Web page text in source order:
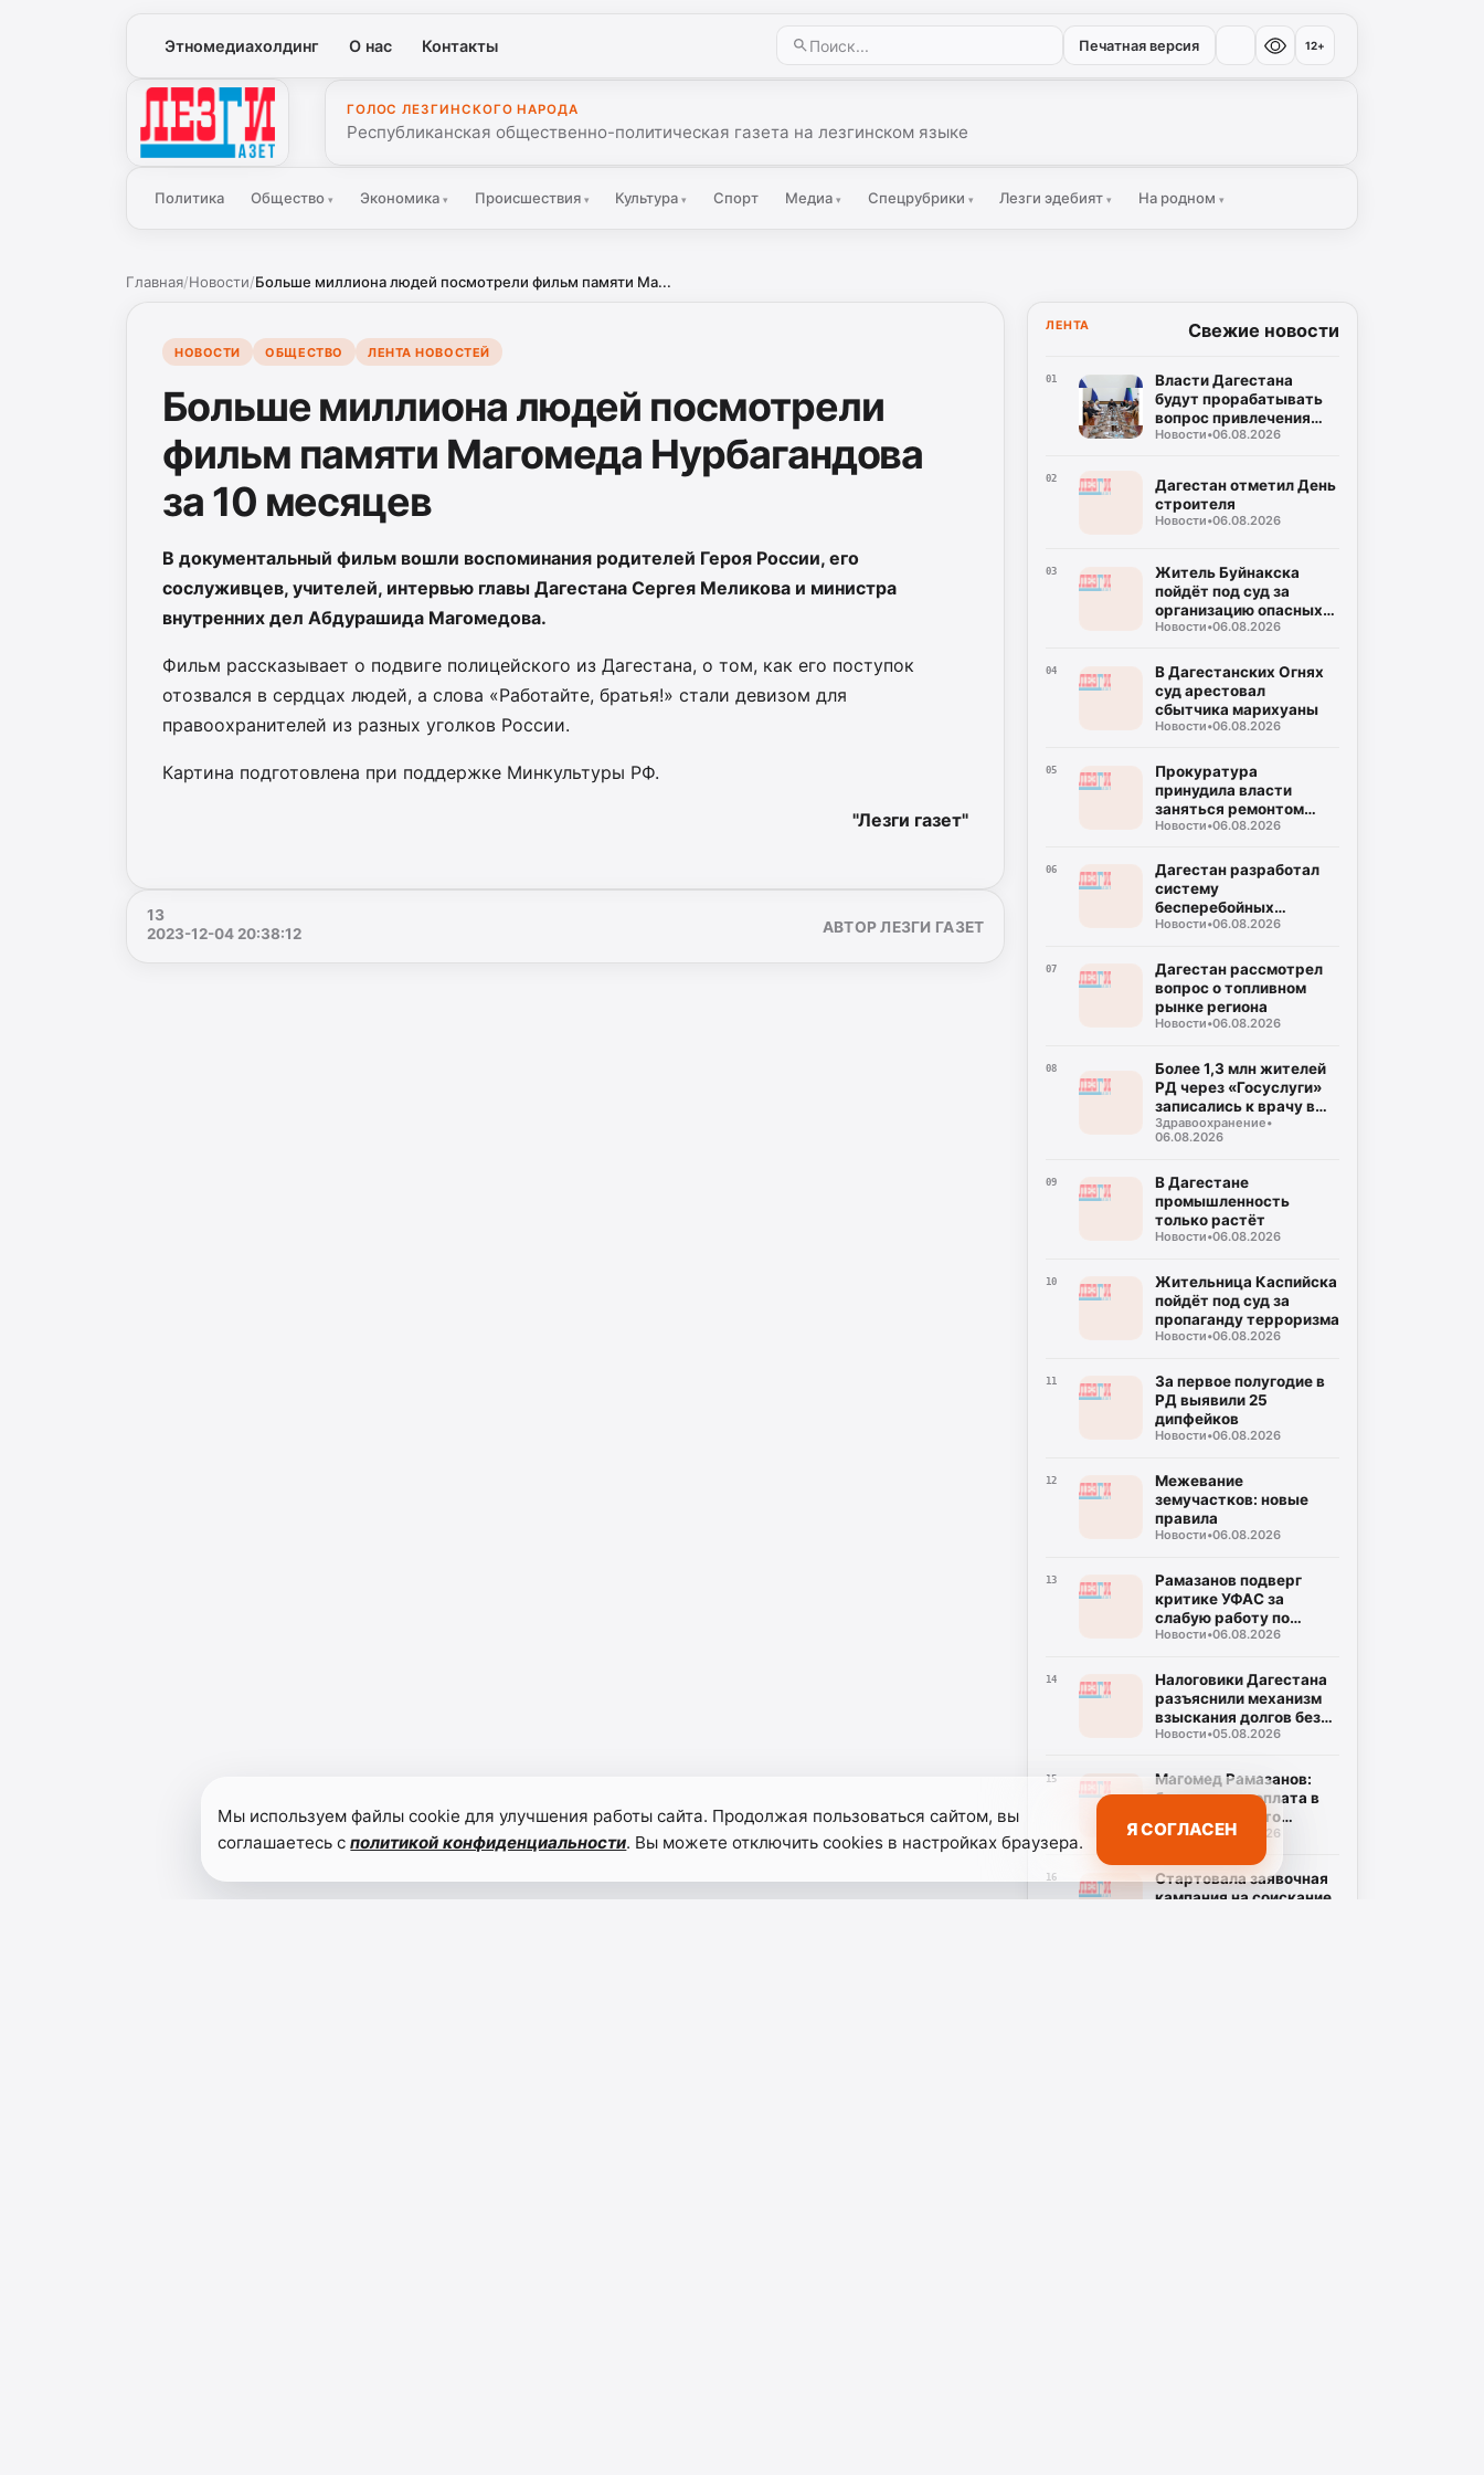
Этномедиахолдинг О нас Контакты Печатная версия 12+
Лезги Газет
ГОЛОС ЛЕЗГИНСКОГО НАРОДА
Республиканская общественно-политическая газета на лезгинском языке
Политика Общество▾ Экономика ▾ Происшествия ▾ Культура▾ Спорт Медиа ▾ Спецрубрики ▾ Лезги эдебият▾ На родном▾
Главная/Новости/Больше миллиона людей посмотрели фильм памяти Ма...
НОВОСТИ ОБЩЕСТВО ЛЕНТА НОВОСТЕЙ
Больше миллиона людей посмотрели
фильм памяти Магомеда Нурбагандова
за 10 месяцев
В документальный фильм вошли воспоминания родителей Героя России, его
сослуживцев, учителей, интервью главы Дагестана Сергея Меликова и министра
внутренних дел Абдурашида Магомедова.
Фильм рассказывает о подвиге полицейского из Дагестана, о том, как его поступок
отозвался в сердцах людей, а слова «Работайте, братья!» стали девизом для
правоохранителей из разных уголков России.
Картина подготовлена при поддержке Минкультуры РФ.
"Лезги газет"
13
2023-12-04 20:38:12
АВТОР ЛЕЗГИ ГАЗЕТ
ЛЕНТА Свежие новости
01
Власти Дагестана
будут прорабатывать
вопрос привлечения
вертикально-
регион
Новости•06.08.2026
02
Дагестан отметил День
строителя
Новости•06.08.2026
03
Житель Буйнакска
пойдёт под суд за
организацию опасных
конных прогулок
Новости•06.08.2026
04
В Дагестанских Огнях
суд арестовал
сбытчика марихуаны
Новости•06.08.2026
05
Прокуратура
принудила власти
заняться ремонтом
моста в поселке
Новости•06.08.2026
06
Дагестан разработал
систему
бесперебойных
поставок топлива для
Новости•06.08.2026
07
Дагестан рассмотрел
вопрос о топливном
рынке региона
Новости•06.08.2026
08
Более 1,3 млн жителей
РД через «Госуслуги»
записались к врачу в
этом году
Здравоохранение•
06.08.2026
09
В Дагестане
промышленность
только растёт
Новости•06.08.2026
10
Жительница Каспийска
пойдёт под суд за
пропаганду терроризма
Новости•06.08.2026
11
За первое полугодие в
РД выявили 25
дипфейков
Новости•06.08.2026
12
Межевание
земучастков: новые
правила
Новости•06.08.2026
13
Рамазанов подверг
критике УФАС за
слабую работу по
снижению цен на
Новости•06.08.2026
14
Налоговики Дагестана
разъяснили механизм
взыскания долгов без
суда
Новости•05.08.2026
15
Магомед Рамазанов:
безналичная оплата в
автобусах — это
требование, а не
Новости•05.08.2026
16
Стартовала заявочная
кампания на соискание
Мы используем файлы cookie для улучшения работы сайта. Продолжая пользоваться сайтом, вы
соглашаетесь сполитикой конфиденциальности. Вы можете отключить cookies в настройках браузера.
Я СОГЛАСЕН